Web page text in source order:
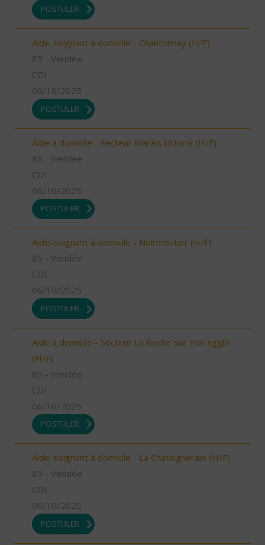
POSTULER
Aide-soignant à domicile - Chantonnay (H/F)
85 - Vendée
CDI
06/10/2025
POSTULER
Aide à domicile - Secteur Marais Littoral (H/F)
85 - Vendée
CDI
06/10/2025
POSTULER
Aide-soignant à domicile - Noirmoutier (H/F)
85 - Vendée
CDI
06/10/2025
POSTULER
Aide à domicile - Secteur La Roche sur Yon agglo
(H/F)
85 - Vendée
CDI
06/10/2025
POSTULER
Aide-soignant à domicile - La Chataigneraie (H/F)
85 - Vendée
CDI
06/10/2025
POSTULER